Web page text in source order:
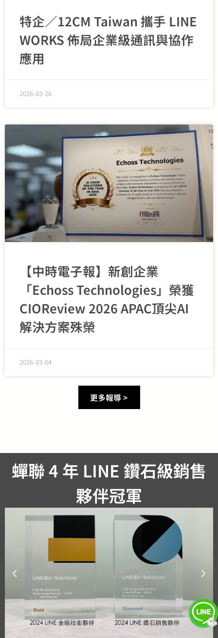
特企／12CM Taiwan 攜手 LINE
WORKS 佈局企業級通訊與協作
應用
2026-03-26
【中時電子報】新創企業
「Echoss Technologies」榮獲
CIOReview 2026 APAC頂尖AI
解決方案殊榮
2026-03-04
更多報導 >
蟬聯 4 年 LINE 鑽石級銷售
夥伴冠軍